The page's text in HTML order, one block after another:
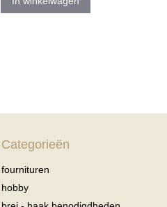
Categorieën
fournituren
hobby